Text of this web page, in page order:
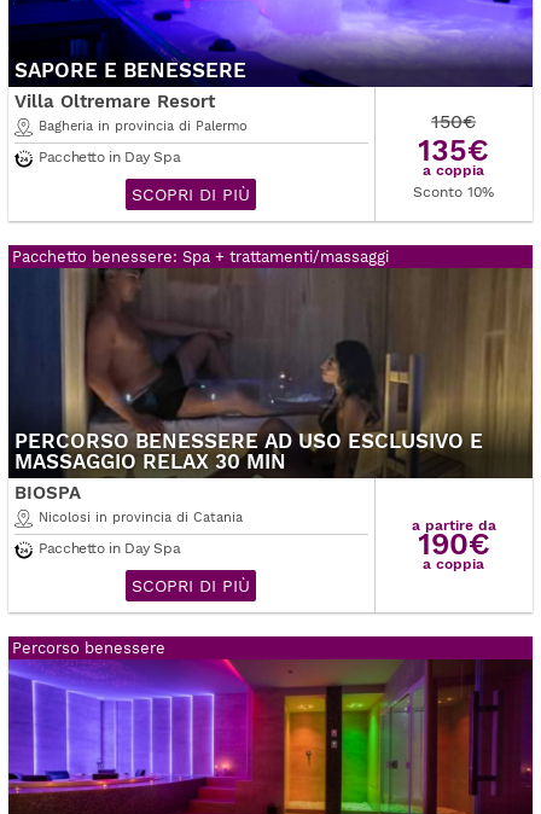
SAPORE E BENESSERE
Villa Oltremare Resort
Bagheria in provincia di Palermo
Pacchetto in Day Spa
SCOPRI DI PIÙ
150€
135€
a coppia
Sconto 10%
Pacchetto benessere: Spa + trattamenti/massaggi
PERCORSO BENESSERE AD USO ESCLUSIVO E
MASSAGGIO RELAX 30 MIN
BIOSPA
Nicolosi in provincia di Catania
Pacchetto in Day Spa
SCOPRI DI PIÙ
a partire da
190€
a coppia
Percorso benessere